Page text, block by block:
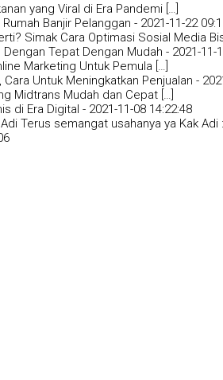
yang Viral di Era Pandemi […]
Banjir Pelanggan - 2021-11-22
Simak Cara Optimasi Sosial Media
Tepat Dengan Mudah - 2021-11-
Marketing Untuk Pemula […]
Untuk Meningkatkan Penjualan -
Midtrans Mudah dan Cepat […]
di Era Digital - 2021-11-08 14:22:48
Terus semangat usahanya ya Kak Adi